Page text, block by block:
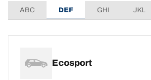
ABC DEF GHI JKL
Ecosport